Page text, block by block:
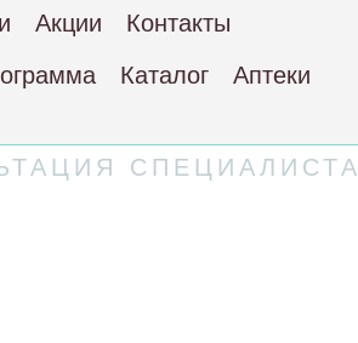
Акции
Контакты
Каталог Аптеки
СПЕЦИАЛИСТА